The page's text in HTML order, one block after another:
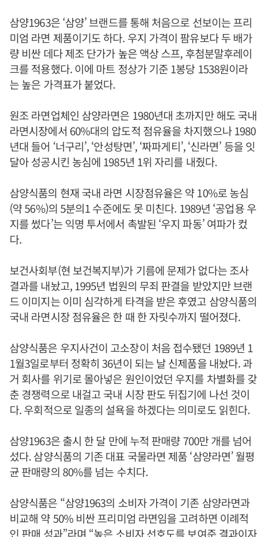
삼양1963은 ‘삼양’ 브랜드를 통해 처음으로 선보이는 프리
미엄 라면 제품이기도 하다. 우지 가격이 팜유보다 두 배가
량 비싼 데다 제조 단가가 높은 액상 스프, 후첨분말후레이
크를 적용했다. 이에 마트 정상가 기준 1봉당 1538원이라
는 높은 가격표가 붙었다.
원조 라면업체인 삼양라면은 1980년대 초까지만 해도 국내
라면시장에서 60%대의 압도적 점유율을 차지했으나 1980
년대 들어 ‘너구리’, ‘안성탕면’, ‘짜파게티’, ‘신라면’ 등을 잇
달아 성공시킨 농심에 1985년 1위 자리를 내줬다.
삼양식품의 현재 국내 라면 시장점유율은 약 10%로 농심
(약 56%)의 5분의1 수준에도 못 미친다. 1989년 ‘공업용 우
지를 썼다’는 익명 투서에서 촉발된 ‘우지 파동’ 여파가 컸
다.
보건사회부(현 보건복지부)가 기름에 문제가 없다는 조사
결과를 내놨고, 1995년 법원의 무죄 판결을 받았지만 브랜
드 이미지는 이미 심각하게 타격을 받은 후였고 삼양식품의
국내 라면시장 점유율은 한 때 한 자릿수까지 떨어졌다.
삼양식품은 우지사건이 고소장이 처음 접수됐던 1989년 1
1월3일로부터 정확히 36년이 되는 날 신제품을 내놨다. 과
거 회사를 위기로 몰아넣은 원인이었던 우지를 차별화를 갖
춘 경쟁력으로 내걸고 국내 시장 판도 뒤집기에 나선 것이
다. 우회적으로 일종의 설욕을 하겠다는 의미로도 읽힌다.
삼양1963은 출시 한 달 만에 누적 판매량 700만 개를 넘어
섰다. 삼양식품의 기존 대표 국물라면 제품 ‘삼양라면’ 월평
균 판매량의 80%를 넘는 수치다.
삼양식품은 “삼양1963의 소비자 가격이 기존 삼양라면과
비교해 약 50% 비싼 프리미엄 라면임을 고려하면 이례적
인 판매 성과”라며 “높은 소비자 선호도를 보여준 결과이자